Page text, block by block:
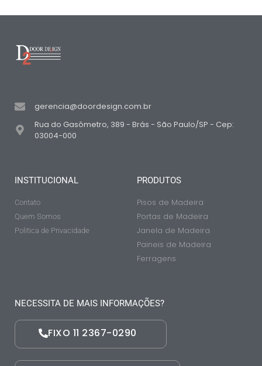
gerencia@doordesign.com.br
Rua do Gasômetro, 389 - Brás - São Paulo/SP - Cep:
03004-000
INSTITUCIONAL
Contato
Quem Somos
Politica de Privacidade
PRODUTOS
Pisos de Madeira
Portas de Madeira
Janela de Madeira
Paineis de Madeira
Ferragens
NECESSITA DE MAIS INFORMAÇÕES?
FIXO 11 2367-0290